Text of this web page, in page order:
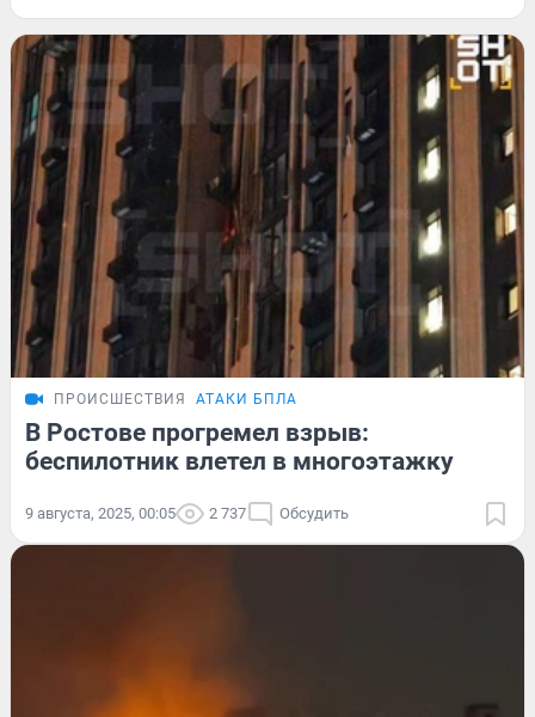
ПРОИСШЕСТВИЯ АТАКИ БПЛА
В Ростове прогремел взрыв:
беспилотник влетел в многоэтажку
9 августа, 2025, 00:05 2 737 Обсудить